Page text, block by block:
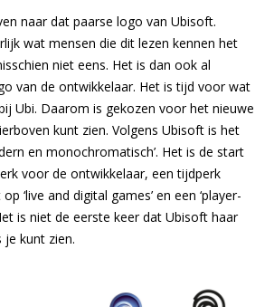
naar dat paarse logo van Ubisoft.
wat mensen die dit lezen kennen het
niet eens. Het is dan ook al
van de ontwikkelaar. Het is tijd voor wat
Ubi. Daarom is gekozen voor het nieuwe
kunt zien. Volgens Ubisoft is het
en monochromatisch’. Het is de start
voor de ontwikkelaar, een tijdperk
‘live and digital games’ en een ‘player-
is niet de eerste keer dat Ubisoft haar
kunt zien.